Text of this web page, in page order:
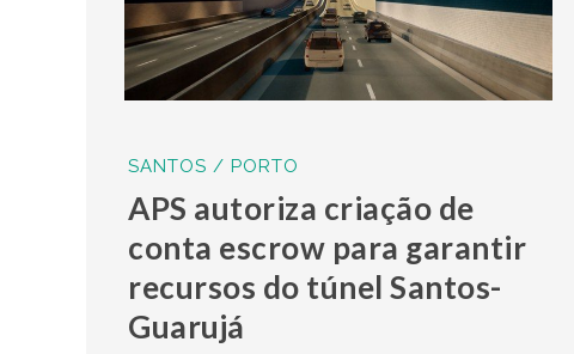
SANTOS / PORTO
APS autoriza criação de
conta escrow para garantir
recursos do túnel Santos-
Guarujá